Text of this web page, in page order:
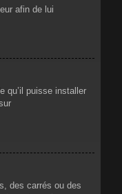
afin de lui
qu’il puisse installer
des carrés ou des